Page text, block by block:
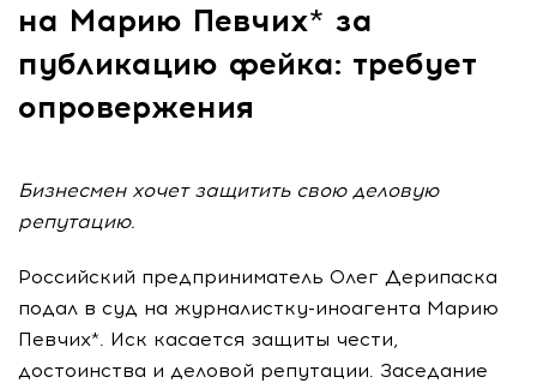
на Марию Певчих* за
публикацию фейка: требует
опровержения
Бизнесмен хочет защитить свою деловую
репутацию.
Российский предприниматель Олег Дерипаска
подал в суд на журналистку-иноагента Марию
Певчих*. Иск касается защиты чести,
достоинства и деловой репутации. Заседание